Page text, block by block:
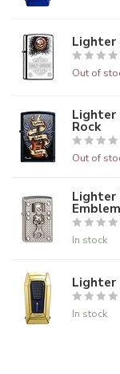
Lighter
Out of
Lighter
Rock
Out of
Lighter
Emblem
In stock
Lighter
In stock